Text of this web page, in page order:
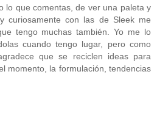
lo que comentas, de ver una paleta y
curiosamente con las de Sleek me
tengo muchas también. Yo me lo
cuando tengo lugar, pero como
que se reciclen ideas para
momento, la formulación, tendencias